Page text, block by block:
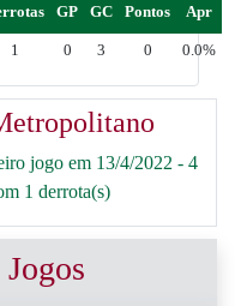
GP GC Pontos Apr
1 0 3 0 0.0%
jogo em 13/4/2022 - 4
1 derrota(s)